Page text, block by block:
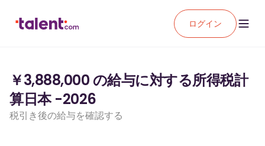
ログイン
￥3,888,000 の給与に対する所得税計
算日本 -2026
税引き後の給与を確認する